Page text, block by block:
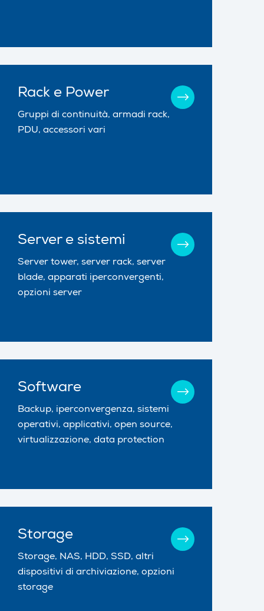
Rack e Power
Gruppi di continuità, armadi rack,
PDU, accessori vari
Server e sistemi
Server tower, server rack, server
blade, apparati iperconvergenti,
opzioni server
Software
Backup, iperconvergenza, sistemi
operativi, applicativi, open source,
virtualizzazione, data protection
Storage
Storage, NAS, HDD, SSD, altri
dispositivi di archiviazione, opzioni
storage